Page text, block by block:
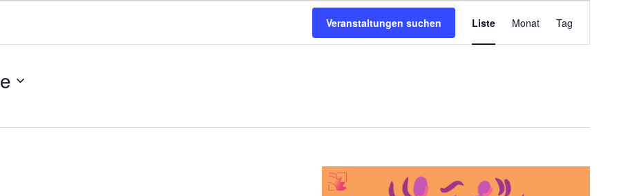
Veranstaltungen suchen Liste Monat Tag